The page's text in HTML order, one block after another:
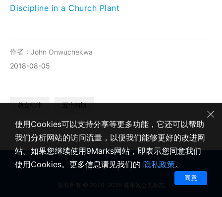
Discipline in a Church Plant
作者： John Onwuchekwa
2018-08-05
教会纪律 五十四期
版权所有 © 2020-2026 健康教会九标志
使用Cookies可以支持分享等更多功能，它还可以帮助
我们分析网站的访问流量，以便我们能够更好的改进网
站。如果您继续使用9Marks网站，即表示您同意我们
使用Cookies。更多信息请见我们的 隐私政策。
同意